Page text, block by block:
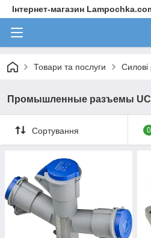
Інтернет-магазин
Товари та послуги Силові
Промышленные разъемы
Сортування 0